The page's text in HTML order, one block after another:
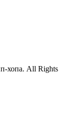
хопа. All Rights